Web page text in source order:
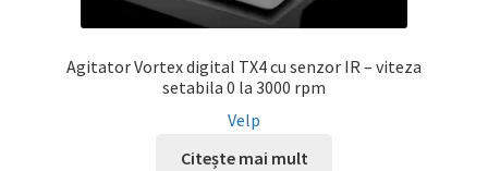
Agitator Vortex digital TX4 cu senzor IR – viteza
setabila 0 la 3000 rpm
Velp
Citește mai mult